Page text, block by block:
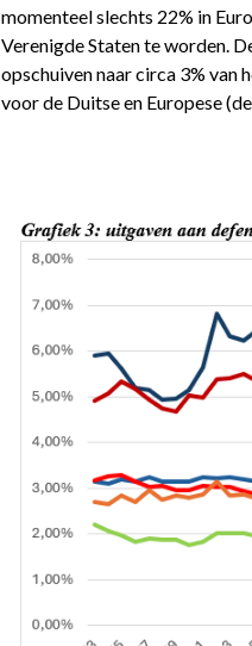
momenteel slechts 22% in
Verenigde Staten te worden.
opschuiven naar circa 3% van
voor de Duitse en Europese